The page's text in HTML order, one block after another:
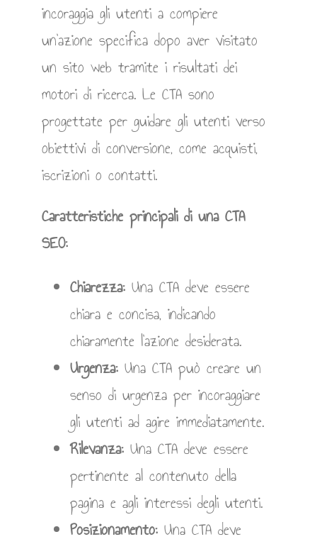
incoraggia gli utenti a compiere
un’azione specifica dopo aver visitato
un sito web tramite i risultati dei
motori di ricerca. Le CTA sono
progettate per guidare gli utenti verso
obiettivi di conversione, come acquisti,
iscrizioni o contatti.
Caratteristiche principali di una CTA
SEO:
Chiarezza: Una CTA deve essere
chiara e concisa, indicando
chiaramente l’azione desiderata.
Urgenza: Una CTA può creare un
senso di urgenza per incoraggiare
gli utenti ad agire immediatamente.
Rilevanza: Una CTA deve essere
pertinente al contenuto della
pagina e agli interessi degli utenti.
Posizionamento: Una CTA deve